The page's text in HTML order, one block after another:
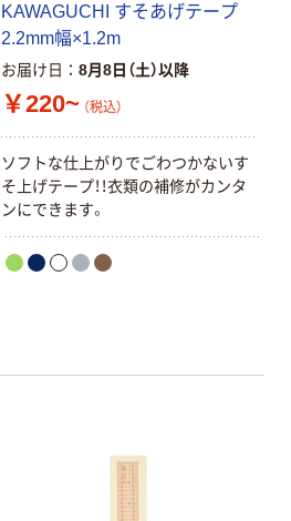
KAWAGUCHI すそあげテープ
2.2mm幅×1.2m
お届け日 8月8日（土）以降
￥220~ （税込）
ソフトな仕上がりでごわつかないす
そ上げテープ！！衣類の補修がカンタ
ンにできます。